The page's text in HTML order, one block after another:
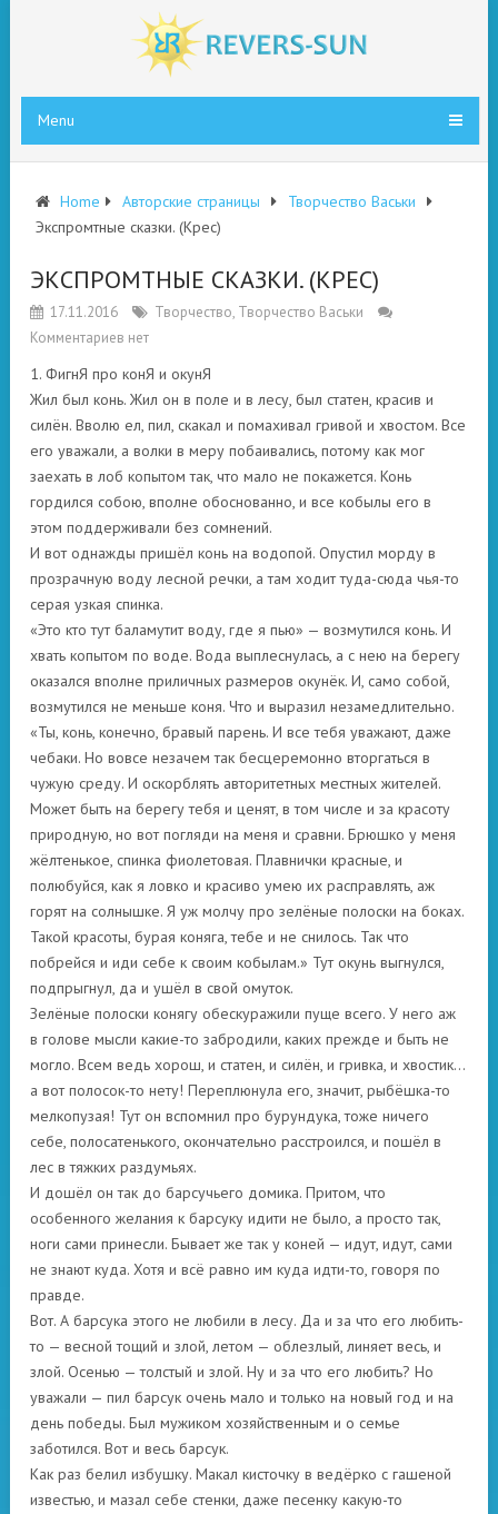
Menu
Home Авторские страницы
Творчество Васьки
Экспромтные сказки. (Крес)
ЭКСПРОМТНЫЕ СКАЗКИ. (КРЕС)
17.11.2016 Творчество, Творчество Васьки
Комментариев нет
1. ФигнЯ про конЯ и окунЯ
Жил был конь. Жил он в поле и в лесу, был статен, красив и
силён. Вволю ел, пил, скакал и помахивал гривой и хвостом. Все
его уважали, а волки в меру побаивались, потому как мог
заехать в лоб копытом так, что мало не покажется. Конь
гордился собою, вполне обоснованно, и все кобылы его в
этом поддерживали без сомнений.
И вот однажды пришёл конь на водопой. Опустил морду в
прозрачную воду лесной речки, а там ходит туда-сюда чья-то
серая узкая спинка.
«Это кто тут баламутит воду, где я пью» — возмутился конь. И
хвать копытом по воде. Вода выплеснулась, а с нею на берегу
оказался вполне приличных размеров окунёк. И, само собой,
возмутился не меньше коня. Что и выразил незамедлительно.
«Ты, конь, конечно, бравый парень. И все тебя уважают, даже
чебаки. Но вовсе незачем так бесцеремонно вторгаться в
чужую среду. И оскорблять авторитетных местных жителей.
Может быть на берегу тебя и ценят, в том числе и за красоту
природную, но вот погляди на меня и сравни. Брюшко у меня
жёлтенькое, спинка фиолетовая. Плавнички красные, и
полюбуйся, как я ловко и красиво умею их расправлять, аж
горят на солнышке. Я уж молчу про зелёные полоски на боках.
Такой красоты, бурая коняга, тебе и не снилось. Так что
побрейся и иди себе к своим кобылам.» Тут окунь выгнулся,
подпрыгнул, да и ушёл в свой омуток.
Зелёные полоски конягу обескуражили пуще всего. У него аж
в голове мысли какие-то забродили, каких прежде и быть не
могло. Всем ведь хорош, и статен, и силён, и гривка, и хвостик…
а вот полосок-то нету! Переплюнула его, значит, рыбёшка-то
мелкопузая! Тут он вспомнил про бурундука, тоже ничего
себе, полосатенького, окончательно расстроился, и пошёл в
лес в тяжких раздумьях.
И дошёл он так до барсучьего домика. Притом, что
особенного желания к барсуку идити не было, а просто так,
ноги сами принесли. Бывает же так у коней — идут, идут, сами
не знают куда. Хотя и всё равно им куда идти-то, говоря по
правде.
Вот. А барсука этого не любили в лесу. Да и за что его любить-
то — весной тощий и злой, летом — облезлый, линяет весь, и
злой. Осенью — толстый и злой. Ну и за что его любить? Но
уважали — пил барсук очень мало и только на новый год и на
день победы. Был мужиком хозяйственным и о семье
заботился. Вот и весь барсук.
Как раз белил избушку. Макал кисточку в ведёрко с гашеной
известью, и мазал себе стенки, даже песенку какую-то